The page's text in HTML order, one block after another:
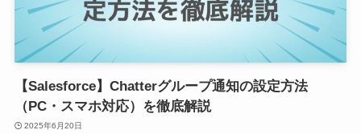
【Salesforce】Chatterグループ通知の設定方法
（PC・スマホ対応）を徹底解説
2025年6月20日